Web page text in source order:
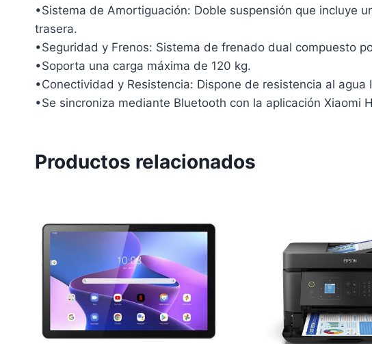
•Sistema de Amortiguación: Doble suspensión que incluye
trasera.
•Seguridad y Frenos: Sistema de frenado dual compuesto
•Soporta una carga máxima de 120 kg.
•Conectividad y Resistencia: Dispone de resistencia al
•Se sincroniza mediante Bluetooth con la aplicación
Productos relacionados